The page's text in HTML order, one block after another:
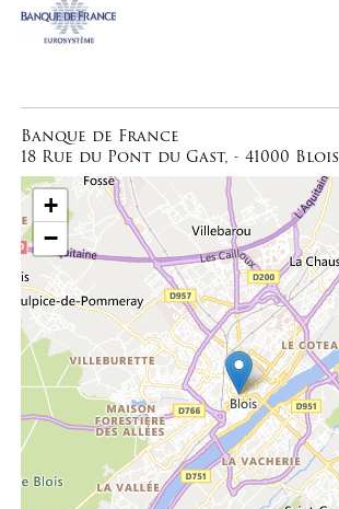
Banque de France
18 Rue du Pont du Gast, - 41000 Blois
+
−